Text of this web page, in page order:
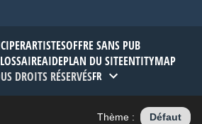
ARTISTESOFFRE SANS PUB
AIDEPLAN DU SITEENTITYMAP
DROITS RÉSERVÉSFR
Thème : Défaut